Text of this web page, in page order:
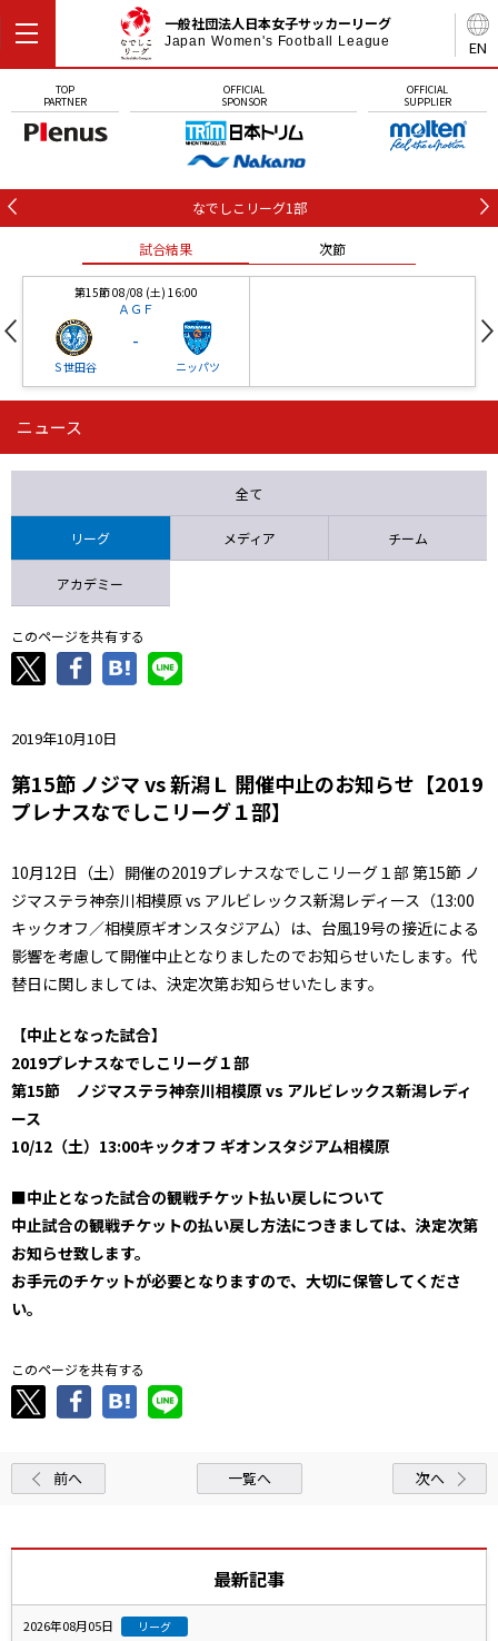
EN
一般社団法人日本女子サッカーリーグ
Japan Women's Football League
TOP
PARTNER
OFFICIAL
SPONSOR
OFFICIAL
SUPPLIER
なでしこリーグ1部
試合結果 次節
第15節 08/08 (土) 16:00
ＡＧＦ
Ｓ世田谷
-
ニッパツ
第16節 09/05 (土) 15:00
ニッパツ 石人の星
ニュース
全て
リーグ メディア チーム
アカデミー
このページを共有する
2019年10月10日
第15節 ノジマ vs 新潟Ｌ 開催中止のお知らせ【2019
プレナスなでしこリーグ１部】
10月12日（土）開催の2019プレナスなでしこリーグ１部 第15節 ノ
ジマステラ神奈川相模原 vs アルビレックス新潟レディース（13:00
キックオフ／相模原ギオンスタジアム）は、台風19号の接近による
影響を考慮して開催中止となりましたのでお知らせいたします。代
替日に関しましては、決定次第お知らせいたします。
【中止となった試合】
2019プレナスなでしこリーグ１部
第15節 ノジマステラ神奈川相模原 vs アルビレックス新潟レディ
ース
10/12（土）13:00キックオフ ギオンスタジアム相模原
■中止となった試合の観戦チケット払い戻しについて
中止試合の観戦チケットの払い戻し方法につきましては、決定次第
お知らせ致します。
お手元のチケットが必要となりますので、大切に保管してくださ
い。
このページを共有する
前へ 一覧へ 次へ
最新記事
2026年08月05日 リーグ